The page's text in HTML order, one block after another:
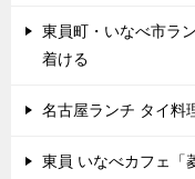
東員町・いなべ市ラ
着ける
名古屋ランチ タイ料
東員 いなべカフェ「